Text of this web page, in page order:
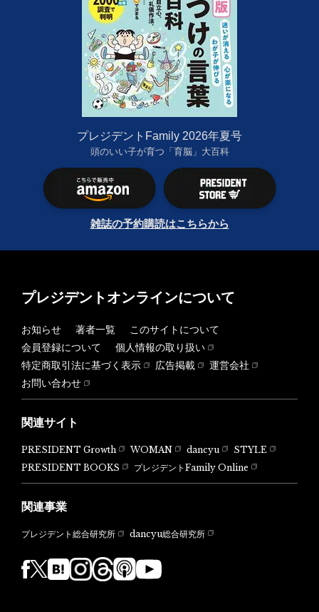
プレジデントFamily 2026年夏号
頭のいい子が育つ「育脳」大百科
雑誌の予約購読はこちらから
プレジデントオンラインについて
お知らせ 著者一覧
このサイトについて
会員登録について
個人情報の取り扱い
特定商取引法に基づく表示
広告掲載
運営会社
お問い合わせ
関連サイト
PRESIDENT Growth WOMAN dancyu
STYLE
PRESIDENT BOOKS
プレジデントFamily Online
関連事業
プレジデント総合研究所 dancyu総合研究所